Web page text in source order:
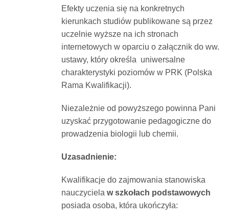
Efekty uczenia się na konkretnych
kierunkach studiów publikowane są przez
uczelnie wyższe na ich stronach
internetowych w oparciu o załącznik do ww.
ustawy, który określa uniwersalne
charakterystyki poziomów w PRK (Polska
Rama Kwalifikacji).
Niezależnie od powyższego powinna Pani
uzyskać przygotowanie pedagogiczne do
prowadzenia biologii lub chemii.
Uzasadnienie:
Kwalifikacje do zajmowania stanowiska
nauczyciela w szkołach podstawowych
posiada osoba, która ukończyła: